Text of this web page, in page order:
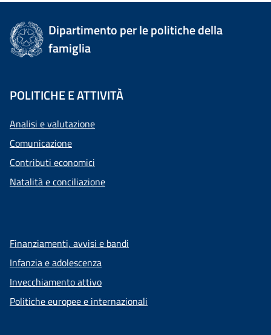
Dipartimento per le politiche della
famiglia
POLITICHE E ATTIVITÀ
Analisi e valutazione
Comunicazione
Contributi economici
Natalità e conciliazione
Finanziamenti, avvisi e bandi
Infanzia e adolescenza
Invecchiamento attivo
Politiche europee e internazionali